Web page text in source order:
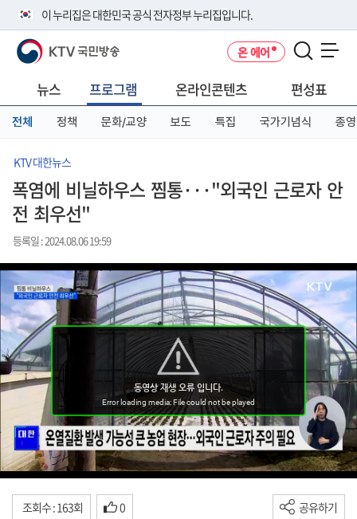
이 누리집은 대한민국 공식 전자정부 누리집입니다.
공식 누리집 주소 확인하기
니다.
이밖에 or.kr 또는 .kr등 다른 도메인 주소를 사용하고 있다면 아래 URL에
서 도메인 주소를 확인해 보세요
KTV 국민방송 온 에어
뉴스 프로그램 온라인콘텐츠 편성표
전체 정책 문화/교양 보도 특집 국가기념식 종영
KTV 대한뉴스
폭염에 비닐하우스 찜통···"외국인 근로자 안
전 최우선"
등록일 : 2024.08.06 19:59
조회수 : 163회 0 공유하기